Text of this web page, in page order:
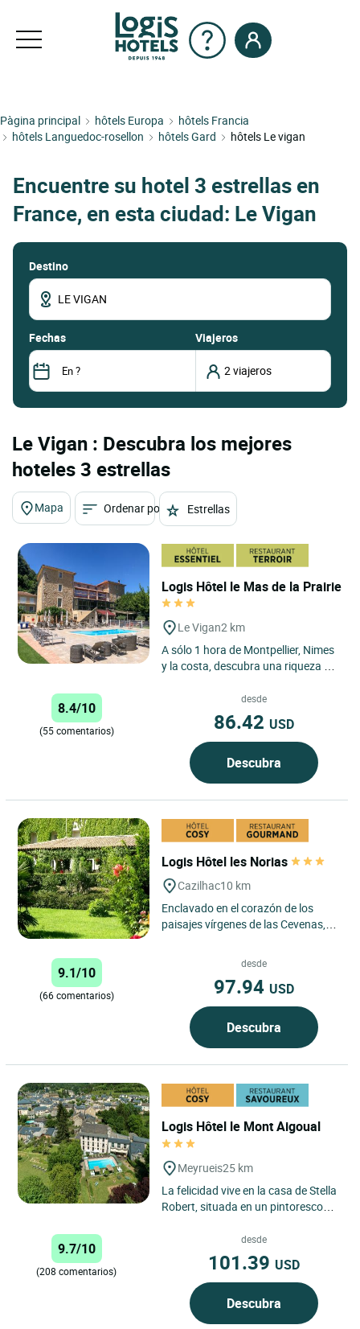
Pàgina principal hôtels Europa
hôtels Francia
hôtels Languedoc-rosellon
hôtels Gard hôtels Le vigan
Encuentre su hotel 3 estrellas en
France, en esta ciudad: Le Vigan
Destino
fechas Viajeros
Le Vigan : Descubra los mejores
hoteles 3 estrellas
Mapa Ordenar por Estrellas
Logis Hôtel le Mas de la Prairie
Le Vigan2 km
A sólo 1 hora de Montpellier, Nimes
y la costa, descubra una riqueza de
patrimonio arquitectónico...
8.4/10
(55 comentarios)
desde
86.42 USD
Descubra
Logis Hôtel les Norias
Cazilhac10 km
Enclavado en el corazón de los
paisajes vírgenes de las Cevenas,
una auténtica escapada...
9.1/10
(66 comentarios)
desde
97.94 USD
Descubra
Logis Hôtel le Mont Aigoual
Meyrueis25 km
La felicidad vive en la casa de Stella
Robert, situada en un pintoresco
altitud en la perspectiva...
9.7/10
(208 comentarios)
desde
101.39 USD
Descubra